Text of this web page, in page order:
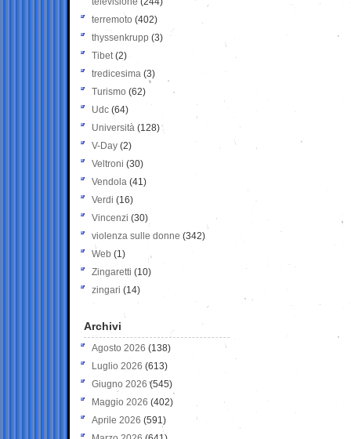
terremoto (402)
thyssenkrupp (3)
Tibet(2)
tredicesima (3)
Turismo (62)
Udc (64)
Università (128)
V-Day (2)
Veltroni (30)
Vendola (41)
Verdi (16)
Vincenzi (30)
violenza sulle donne (342)
Web (1)
Zingaretti (10)
zingari (14)
Archivi
Agosto 2026 (138)
Luglio 2026 (613)
Giugno 2026 (545)
Maggio 2026 (402)
Aprile 2026 (591)